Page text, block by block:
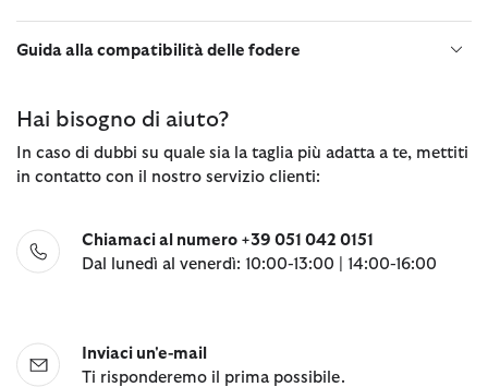
Guida alla compatibilità delle fodere
Hai bisogno di aiuto?
In caso di dubbi su quale sia la taglia più adatta a te, mettiti
in contatto con il nostro servizio clienti:
Chiamaci al numero +39 051 042 0151
Dal lunedì al venerdì: 10:00-13:00 | 14:00-16:00
Inviaci un'e-mail
Ti risponderemo il prima possibile.